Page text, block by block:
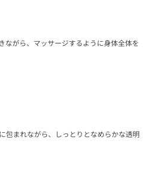
ながら、マッサージするように身体全体を
包まれながら、しっとりとなめらかな透明